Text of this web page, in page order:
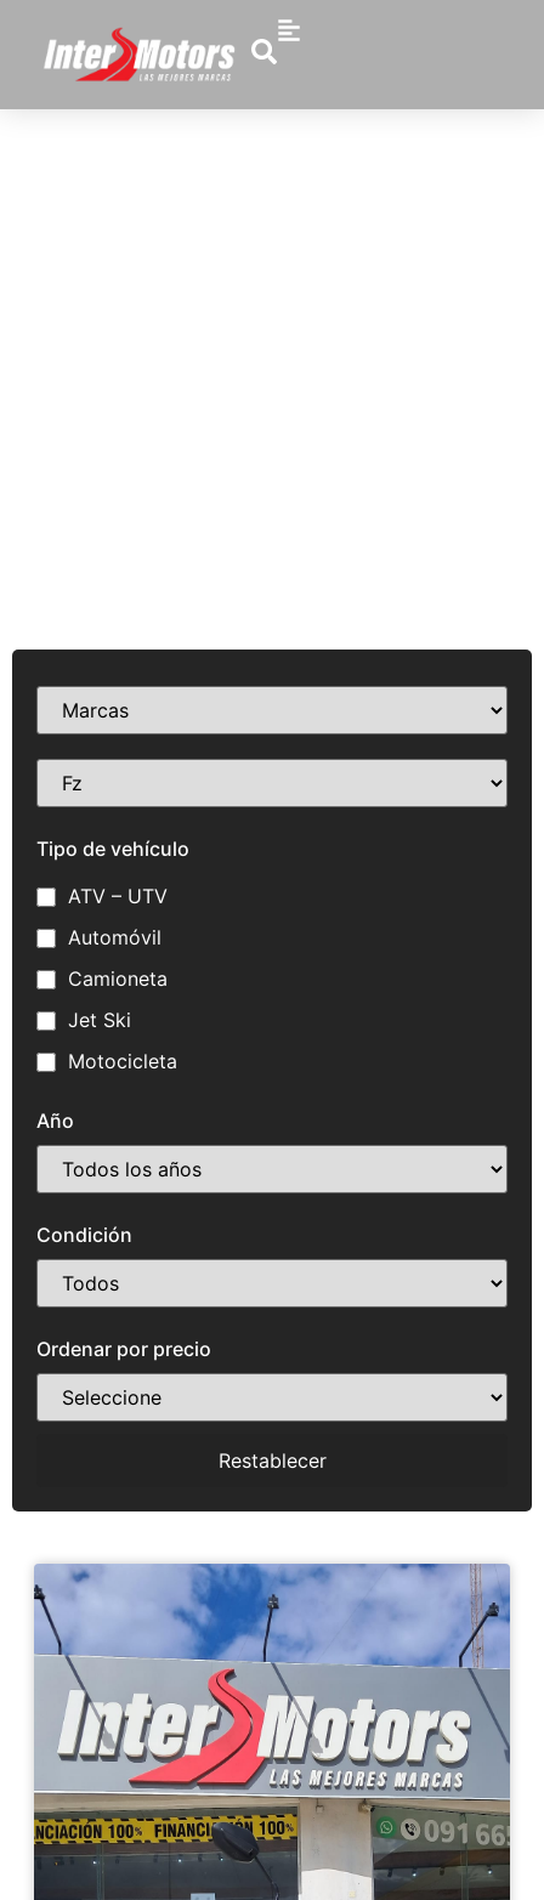
Modelo: Fz
Tipo de vehículo
ATV – UTV
Automóvil
Camioneta
Jet Ski
Motocicleta
Año
Condición
Ordenar por precio
Restablecer